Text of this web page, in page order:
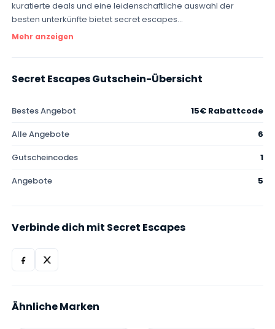
kuratierte deals und eine leidenschaftliche auswahl der
besten unterkünfte bietet secret escapes...
Mehr anzeigen
Secret Escapes Gutschein-Übersicht
Bestes Angebot
15€ Rabattcode
Alle Angebote
6
Gutscheincodes
1
Angebote
5
Verbinde dich mit Secret Escapes
Ähnliche Marken